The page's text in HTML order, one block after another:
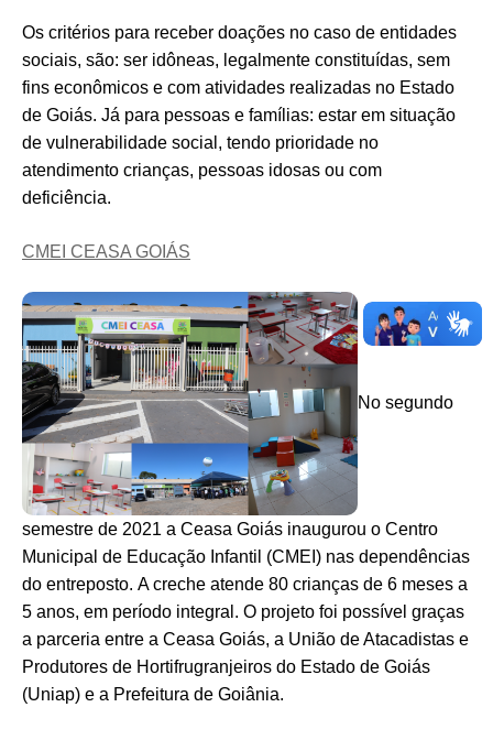
Os critérios para receber doações no caso de entidades
sociais, são: ser idôneas, legalmente constituídas, sem
fins econômicos e com atividades realizadas no Estado
de Goiás. Já para pessoas e famílias: estar em situação
de vulnerabilidade social, tendo prioridade no
atendimento crianças, pessoas idosas ou com
deficiência.
CMEI CEASA GOIÁS
No segundo
semestre de 2021 a Ceasa Goiás inaugurou o Centro
Municipal de Educação Infantil (CMEI) nas dependências
do entreposto. A creche atende 80 crianças de 6 meses a
5 anos, em período integral. O projeto foi possível graças
a parceria entre a Ceasa Goiás, a União de Atacadistas e
Produtores de Hortifrugranjeiros do Estado de Goiás
(Uniap) e a Prefeitura de Goiânia.